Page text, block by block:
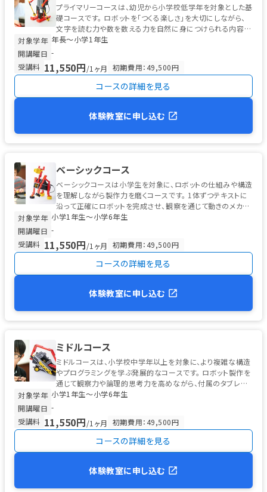
プライマリーコースは、幼児から小学校低学年を対象とした基
礎コースです。 ロボットを「つくる楽しさ」を大切にしながら、
文字を読む力や数を数える力を自然に身につけられる内容に
なっています。 ...
対象学年 年長〜小学1年生
開講曜日 -
受講料 11,550円/1ヶ月 初期費用：49,500円
コースの詳細を見る
体験教室に申し込む
ベーシックコース
ベーシックコースは小学生を対象に、ロボットの仕組みや構造
を理解しながら製作力を磨くコースです。 1体ずつテキストに
沿って正確にロボットを完成させ、観察を通じて動きのメカニ
ズムを学びます。 ...
対象学年 小学1年生〜小学6年生
開講曜日 -
受講料 11,550円/1ヶ月 初期費用：49,500円
コースの詳細を見る
体験教室に申し込む
ミドルコース
ミドルコースは、小学校中学年以上を対象に、より複雑な構造
やプログラミングを学ぶ発展的なコースです。 ロボット製作を
通じて観察力や論理的思考力を高めながら、付属のタブレット
を使った初歩的なプログ...
対象学年 小学1年生〜小学6年生
開講曜日 -
受講料 11,550円/1ヶ月 初期費用：49,500円
コースの詳細を見る
体験教室に申し込む